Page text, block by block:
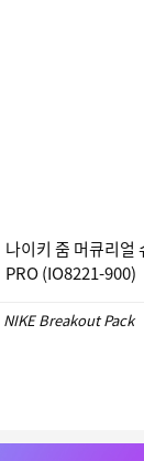
나이키 줌 머큐리얼
PRO (IO8221-900)
NIKE Breakout Pack